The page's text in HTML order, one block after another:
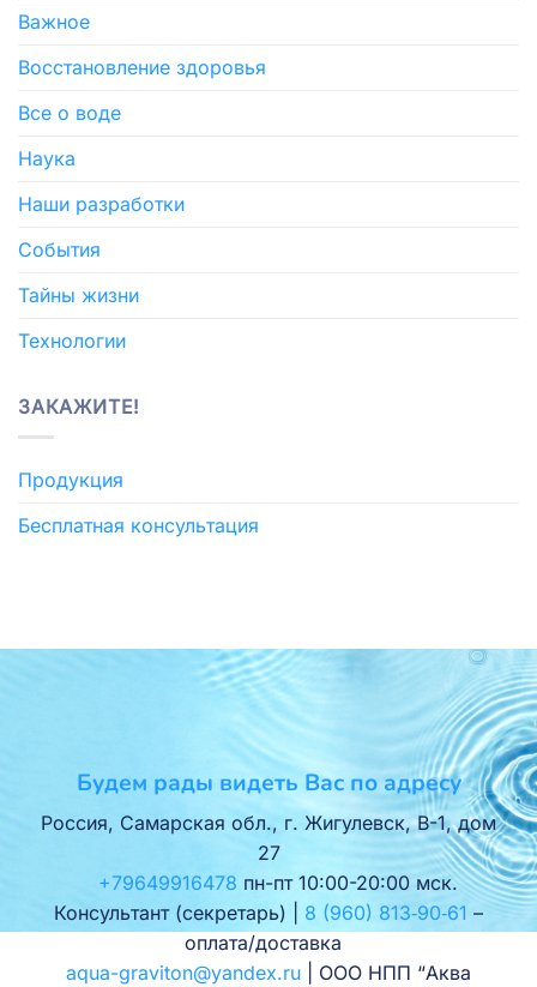
Важное
Восстановление здоровья
Все о воде
Наука
Наши разработки
События
Тайны жизни
Технологии
ЗАКАЖИТЕ!
Продукция
Бесплатная консультация
Будем рады видеть Вас по адресу
Россия, Самарская обл., г. Жигулевск, В-1, дом
27
+79649916478 пн-пт 10:00-20:00 мск.
Консультант (секретарь) | 8 (960) 813‑90‑61 –
оплата/доставка
aqua-graviton@yandex.ru | ООО НПП “Аква